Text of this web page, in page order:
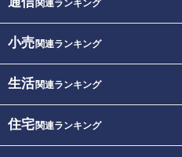
関連ランキング
小売関連ランキング
生活関連ランキング
住宅関連ランキング